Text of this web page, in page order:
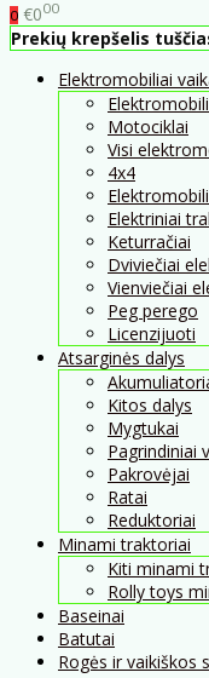
0 €000
Prekių krepšelis
Elektromobiliai
Motociklai
Visi
4x4
Elektriniai
Keturračiai
Dviviečiai
Vienviečiai
Peg perego
Licenzijuoti
Atsarginės dalys
Kitos dalys
Mygtukai
Pagrindiniai
Pakrovėjai
Ratai
Reduktoriai
Minami traktoriai
Kiti minami
Rolly toys
Baseinai
Batutai
Rogės ir vaikiškos